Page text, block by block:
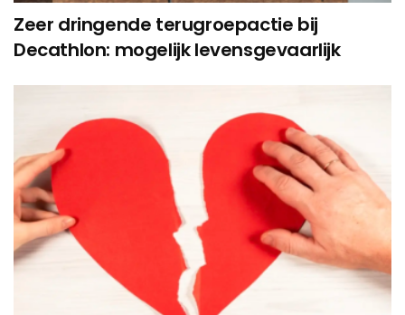
Zeer dringende terugroepactie bij
Decathlon: mogelijk levensgevaarlijk